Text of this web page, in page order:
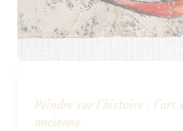
Peindre sur l’histoire :
ancienne